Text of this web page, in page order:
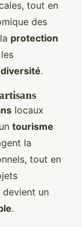
tout en
des
protection
.
locaux
tourisme
la
tout en
devient un
.